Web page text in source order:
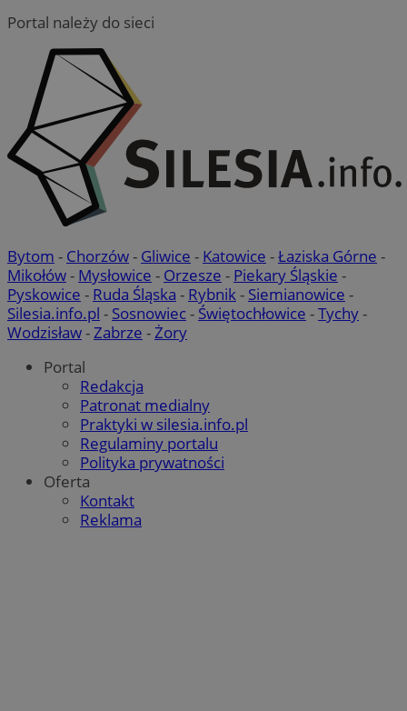
Portal należy do sieci
Bytom - Chorzów- Gliwice - Katowice -Łaziska Górne -
Mikołów- Mysłowice - Orzesze - Piekary Śląskie -
Pyskowice - Ruda Śląska - Rybnik - Siemianowice -
Silesia.info.pl - Sosnowiec- Świętochłowice -Tychy-
Wodzisław- Zabrze - Żory
Portal
Redakcja
Patronat medialny
Praktyki w silesia.info.pl
Regulaminy portalu
Polityka prywatności
Oferta
Kontakt
Reklama